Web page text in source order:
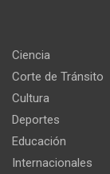
Ciencia
Corte de Tránsito
Cultura
Deportes
Educación
Internacionales